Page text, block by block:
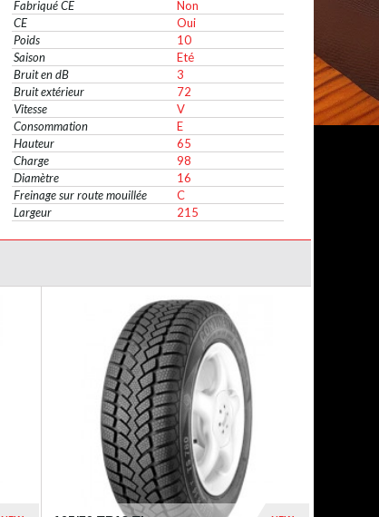
Fabriqué CE
Non
CE
Oui
Poids
10
Saison
Eté
Bruit en dB
3
Bruit extérieur
72
Vitesse
V
Consommation
E
Hauteur
65
Charge
98
Diamètre
16
Freinage sur route mouillée
C
Largeur
215